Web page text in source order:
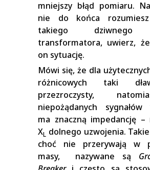
mniejszy błąd pomiaru.
nie do końca rozumiesz
takiego dziwnego
transformatora, uwierz,
on sytuację.
Mówi się, że dla
różnicowych taki
przezroczysty,
niepożądanych sygnałów
ma znaczną impedancję –
XL dolnego uzwojenia.
choć nie przerywają w
masy, nazywane są